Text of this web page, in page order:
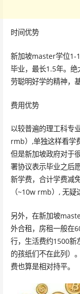
时间优势
新加坡master学位1-
毕业，最长1.5年。
劳聪明好学的精神，
费用优势
以较普遍的理工科专
rmb）,单独这样看学
但是新加坡政府对于
署协议表示毕业之后
新学费，合计学费减
（~10w rmb）, 无疑
另外，在新加坡
外合租，房租一般在
行，生活费约1500新
的孩纸们不在此列）
费也算是相对持平。